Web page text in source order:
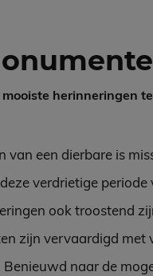
mooiste herinneringen
van een dierbare is
verdrietige
ook troostend
zijn vervaardigd met
Benieuwd naar de